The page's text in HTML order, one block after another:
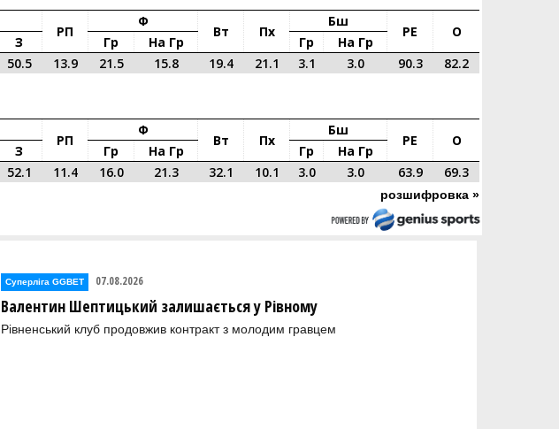
РП
Ф
Вт Пх
Бш
РЕ О
З Гр На Гр Гр
На Гр
50.5 13.9 21.5 15.8 19.4 21.1 3.1 3.0 90.3 82.2
РП
Ф
Вт Пх
Бш
РЕ О
З Гр На Гр Гр
На Гр
52.1 11.4 16.0 21.3 32.1 10.1 3.0 3.0 63.9 69.3
розшифровка »
Суперліга GGBET 07.08.2026
Валентин Шептицький залишається у Рівному
Рівненський клуб продовжив контракт з молодим гравцем